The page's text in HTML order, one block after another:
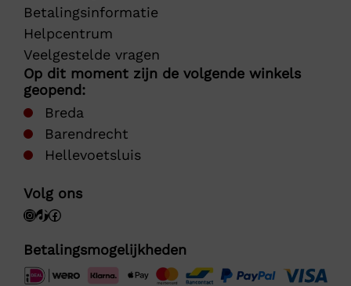
Betalingsinformatie
Helpcentrum
Veelgestelde vragen
Op dit moment zijn de volgende winkels
geopend:
Breda
Barendrecht
Hellevoetsluis
Volg ons
Betalingsmogelijkheden